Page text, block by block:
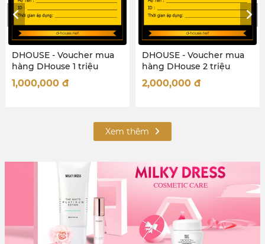
- Voucher mua
DHouse 1 triệu
đ
DHOUSE - Voucher mua
hàng DHouse 2 triệu
2,000,000đ
Xem thêm